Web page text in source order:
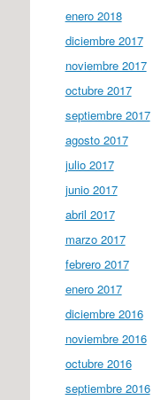
enero 2018
diciembre 2017
noviembre 2017
octubre 2017
septiembre 2017
agosto 2017
julio 2017
junio 2017
abril 2017
marzo 2017
febrero 2017
enero 2017
diciembre 2016
noviembre 2016
octubre 2016
septiembre 2016